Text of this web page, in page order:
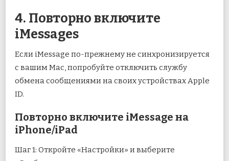
4. Повторно включите
iMessages
Если iMessage по-прежнему не синхронизируется
с вашим Mac, попробуйте отключить службу
обмена сообщениями на своих устройствах Apple
ID.
Повторно включите iMessage на
iPhone/iPad
Шаг 1: Откройте «Настройки» и выберите